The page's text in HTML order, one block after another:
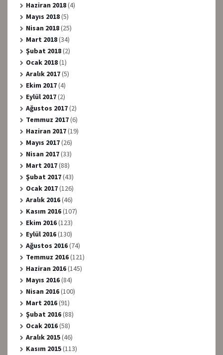
Haziran 2018(4)
Mayıs 2018(5)
Nisan 2018(25)
Mart 2018(34)
Şubat 2018(2)
Ocak 2018(1)
Aralık 2017(5)
Ekim 2017(4)
Eylül 2017(2)
Ağustos 2017(2)
Temmuz 2017(6)
Haziran 2017(19)
Mayıs 2017(26)
Nisan 2017(33)
Mart 2017(88)
Şubat 2017(43)
Ocak 2017(126)
Aralık 2016(46)
Kasım 2016(107)
Ekim 2016(123)
Eylül 2016(130)
Ağustos 2016(74)
Temmuz 2016(121)
Haziran 2016(145)
Mayıs 2016(84)
Nisan 2016(100)
Mart 2016(91)
Şubat 2016(88)
Ocak 2016(58)
Aralık 2015(46)
Kasım 2015(113)